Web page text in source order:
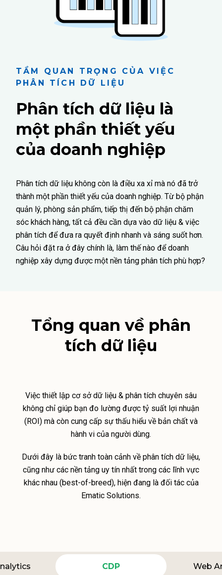
TẦM QUAN TRỌNG CỦA VIỆC
PHÂN TÍCH DỮ LIỆU
Phân tích dữ liệu là
một phần thiết yếu
của doanh nghiệp
Phân tích dữ liệu không còn là điều xa xỉ mà nó đã trở
thành một phần thiết yếu của doanh nghiệp. Từ bộ phận
quản lý, phòng sản phẩm, tiếp thị đến bộ phận chăm
sóc khách hàng, tất cả đều cần dựa vào dữ liệu & việc
phân tích để đưa ra quyết định nhanh và sáng suốt hơn.
Câu hỏi đặt ra ở đây chính là, làm thế nào để doanh
nghiệp xây dựng được một nền tảng phân tích phù hợp?
Tổng quan về phân
tích dữ liệu
Việc thiết lập cơ sở dữ liệu & phân tích chuyên sâu
không chỉ giúp bạn đo lường được tỷ suất lợi nhuận
(ROI) mà còn cung cấp sự thấu hiểu về bản chất và
hành vi của người dùng.
Dưới đây là bức tranh toàn cảnh về phân tích dữ liệu,
cũng như các nền tảng uy tín nhất trong các lĩnh vực
khác nhau (best-of-breed), hiện đang là đối tác của
Ematic Solutions.
CDP Web